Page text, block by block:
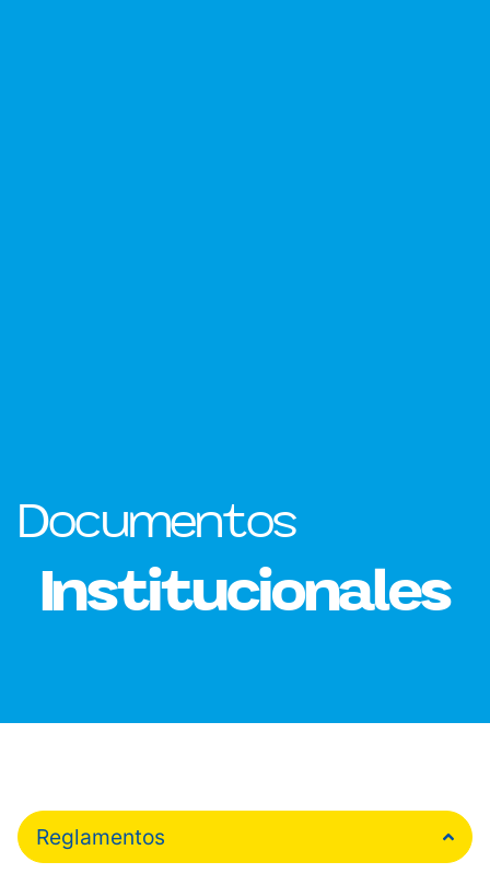
Documentos
Institucionales
Reglamentos